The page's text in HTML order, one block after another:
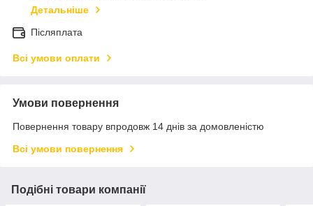
Детальніше
Післяплата
Всі умови оплати
Умови повернення
Повернення товару впродовж 14 днів за домовленістю
Всі умови повернення
Подібні товари компанії